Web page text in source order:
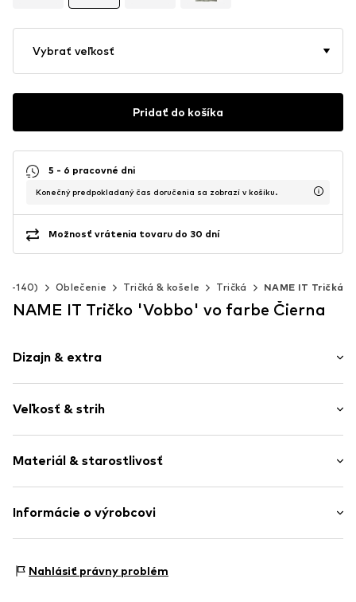
Vybrať veľkosť
Pridať do košíka
5 - 6 pracovné dni
Konečný predpokladaný čas doručenia sa zobrazí v košíku.
Možnosť vrátenia tovaru do 30 dní
140) Oblečenie Tričká & košele Tričká NAME IT Tričká
NAME IT Tričko 'Vobbo' vo farbe Čierna
Dizajn & extra
Džersej
Okrúhly výstrih
Zošívaný lem
Prestrihnuté ramená
Veľkosť & strih
Strih: Štandardný fit
Materiál & starostlivosť
Materiál: 100% Bavlna
Informácie o výrobcovi
7330 Brande
Nahlásiť právny problém